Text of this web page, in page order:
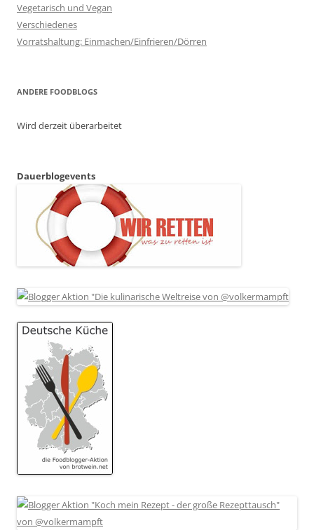
Vegetarisch und Vegan
Verschiedenes
Vorratshaltung: Einmachen/Einfrieren/Dörren
ANDERE FOODBLOGS
Wird derzeit überarbeitet
Dauerblogevents